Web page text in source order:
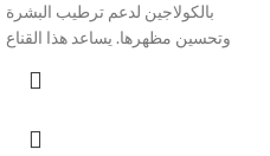
بالكولاجين لدعم ترطيب البشرة
وتحسين مظهرها. يساعد هذا القناع